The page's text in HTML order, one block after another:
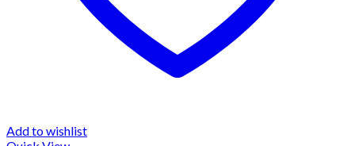
Add to wishlist